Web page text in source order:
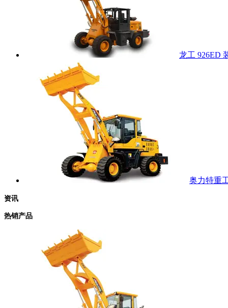
龙工 926ED
奥力特重
资讯
热销产品